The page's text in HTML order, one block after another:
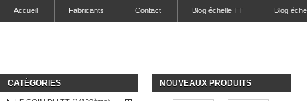
Accueil Fabricants Contact Blog échelle TT Blog
CATÉGORIES NOUVEAUX PRODUITS